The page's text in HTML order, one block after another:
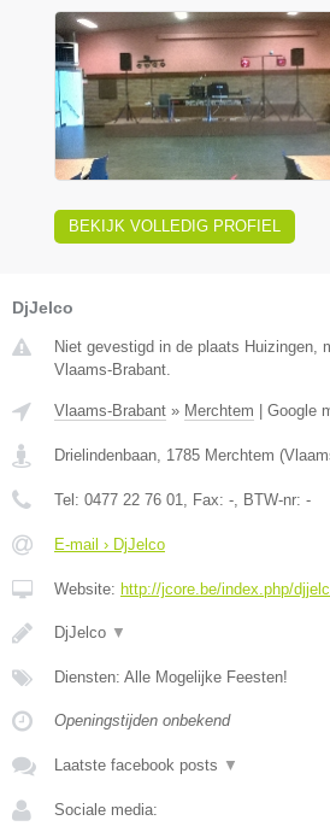
BEKIJK VOLLEDIG PROFIEL
DjJelco
Niet gevestigd in de plaats Huizingen,
Vlaams-Brabant.
Vlaams-Brabant » Merchtem | Google
Drielindenbaan 1785 Merchtem (
Tel: 0477 22 76 01 , Fax: - , BTW-nr: -
E-mail › DjJelco
Website: http://jcore.be/index.php/
DjJelco ▼
Diensten: Alle Mogelijke Feesten!
Openingstijden onbekend
Laatste facebook posts ▼
Sociale media: